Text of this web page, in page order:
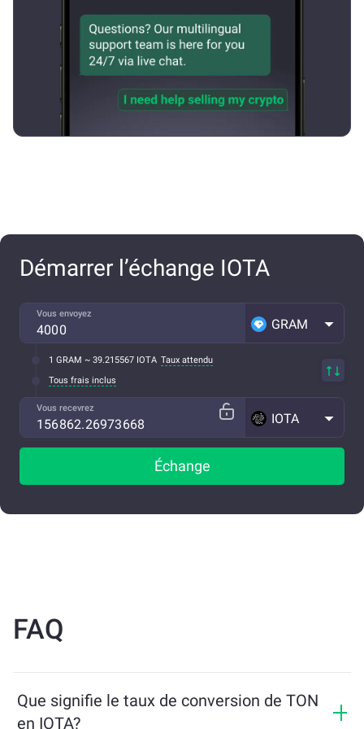
Démarrer l’échange IOTA
Vous envoyez
GRAM
1 GRAM ~ 39.215567 IOTA Taux attendu
Tous frais inclus
Vous recevrez
IOTA
Échange
FAQ
Que signifie le taux de conversion de TON
en IOTA?